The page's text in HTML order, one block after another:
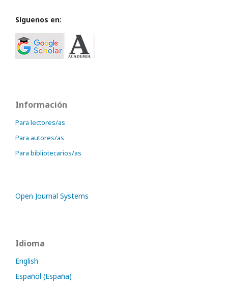
Síguenos en:
Información
Para lectores/as
Para autores/as
Para bibliotecarios/as
Open Journal Systems
Idioma
English
Español (España)